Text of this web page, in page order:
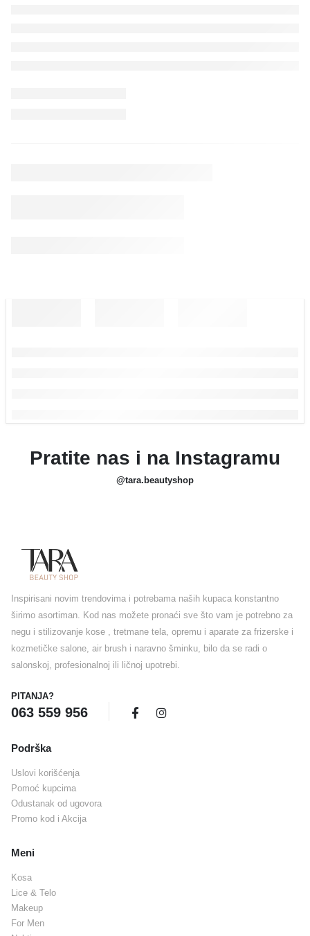
Pratite nas i na Instagramu
@tara.beautyshop
Inspirisani novim trendovima i potrebama naših kupaca konstantno
širimo asortiman. Kod nas možete pronaći sve što vam je potrebno za
negu i stilizovanje kose , tretmane tela, opremu i aparate za frizerske i
kozmetičke salone, air brush i naravno šminku, bilo da se radi o
salonskoj, profesionalnoj ili ličnoj upotrebi.
PITANJA?
063 559 956
Podrška
Uslovi korišćenja
Pomoć kupcima
Odustanak od ugovora
Promo kod i Akcija
Meni
Kosa
Lice & Telo
Makeup
For Men